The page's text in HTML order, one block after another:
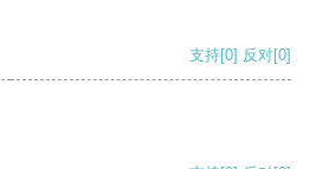
支持[0] 反对[0]